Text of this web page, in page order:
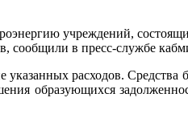
учреждений,
сообщили в пресс-службе
расходов. Средства
образующихся